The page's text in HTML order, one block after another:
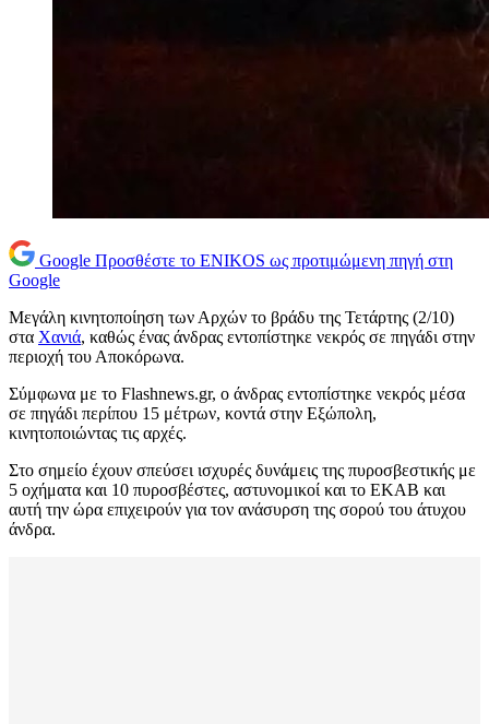
Google Προσθέστε το ENIKOS ως προτιμώμενη πηγή στη
Google
Mεγάλη κινητοποίηση των Αρχών το βράδυ της Τετάρτης (2/10)
στα Χανιά, καθώς ένας άνδρας εντοπίστηκε νεκρός σε πηγάδι στην
περιοχή του Αποκόρωνα.
Σύμφωνα με το Flashnews.gr, ο άνδρας εντοπίστηκε νεκρός μέσα
σε πηγάδι περίπου 15 μέτρων, κοντά στην Εξώπολη,
κινητοποιώντας τις αρχές.
Στο σημείο έχουν σπεύσει ισχυρές δυνάμεις της πυροσβεστικής με
5 οχήματα και 10 πυροσβέστες, αστυνομικοί και το ΕΚΑΒ και
αυτή την ώρα επιχειρούν για τον ανάσυρση της σορού του άτυχου
άνδρα.